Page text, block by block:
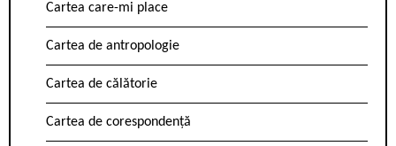
Cartea care-mi place
Cartea de antropologie
Cartea de călătorie
Cartea de corespondență